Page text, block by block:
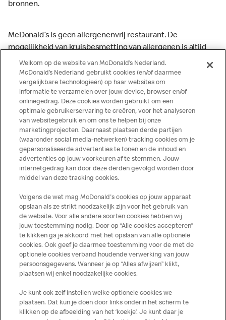
bronnen.
McDonald’s is geen allergenenvrij restaurant. De
mogelijkheid van kruisbesmetting van allergenen is altijd
aanwezig. McDonald’s kan zodoende niet garanderen dat
haar producten geen sporen van allergenen bevatten.
McDonald’s aanvaardt daarom geen aansprakelijkheid
indien een gast als gevolg van het binnenkrijgen van (een
spoor van) een allergeen lichamelijke klachten krijgt. Alle
producten kunnen sporen bevatten van dierlijke
ingrediënten. McDonald’s streeft er naar om de
voedingswaarde- en allergeneninformatie altijd up to date
te houden. De verstrekte informatie is alleen van
toepassing op de in Nederland verkochte producten. Voor
meer informatie over voedingswaarden en allergenen kijk
op de McDonald's website of in de McDonald’s App.
Publicatiefouten voorbehouden.
Over ons
Services
Contact
Welkom op de website van McDonald’s Nederland.
McDonald’s Nederland gebruikt cookies (en/of daarmee
vergelijkbare technologieën) op haar websites om
informatie te verzamelen over jouw device, browser en/of
onlinegedrag. Deze cookies worden gebruikt om een
optimale gebruikerservaring te creëren, voor het analyseren
van websitegebruik en om ons te helpen bij onze
marketingprojecten. Daarnaast plaatsen derde partijen
(waaronder social media-netwerken) tracking cookies om je
gepersonaliseerde advertenties te tonen en de inhoud en
advertenties op jouw voorkeuren af te stemmen. Jouw
internetgedrag kan door deze derden gevolgd worden door
middel van deze tracking cookies.
Volgens de wet mag McDonald's cookies op jouw apparaat
opslaan als ze strikt noodzakelijk zijn voor het gebruik van
de website. Voor alle andere soorten cookies hebben wij
jouw toestemming nodig. Door op “Alle cookies accepteren”
te klikken ga je akkoord met het opslaan van alle optionele
cookies. Ook geef je daarmee toestemming voor de met de
optionele cookies verband houdende verwerking van jouw
persoonsgegevens. Wanneer je op “Alles afwijzen” klikt,
plaatsen wij enkel noodzakelijke cookies.
Je kunt ook zelf instellen welke optionele cookies we
plaatsen. Dat kun je doen door links onderin het scherm te
klikken op de afbeelding van het ‘koekje’. Je kunt daar je